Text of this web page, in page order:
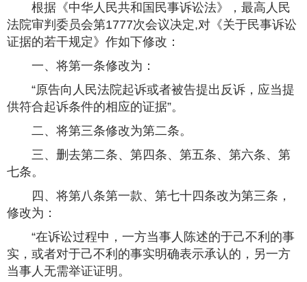
根据《中华人民共和国民事诉讼法》，最高人民
法院审判委员会第1777次会议决定,对《关于民事诉讼
证据的若干规定》作如下修改：
一、将第一条修改为：
“原告向人民法院起诉或者被告提出反诉，应当提
供符合起诉条件的相应的证据”。
二、将第三条修改为第二条。
三、删去第二条、第四条、第五条、第六条、第
七条。
四、将第八条第一款、第七十四条改为第三条，
修改为：
“在诉讼过程中，一方当事人陈述的于己不利的事
实，或者对于己不利的事实明确表示承认的，另一方
当事人无需举证证明。